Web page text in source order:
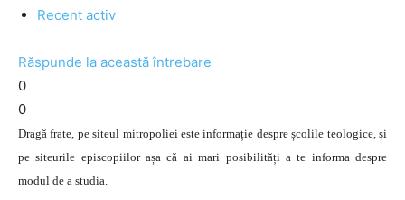
Recent activ
Răspunde la această întrebare
0
0
Dragă frate, pe siteul mitropoliei este informație despre școlile teologice, și
pe siteurile episcopiilor așa că ai mari posibilități a te informa despre
modul de a studia.